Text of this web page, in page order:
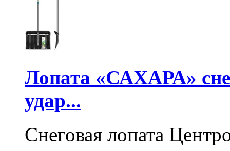
Лопата «САХАРА»
удар...
Снеговая лопата